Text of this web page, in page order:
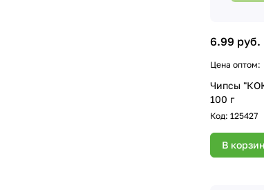
6.99 руб.
Цена оптом:
Чипсы
100 г
Код: 125427
В